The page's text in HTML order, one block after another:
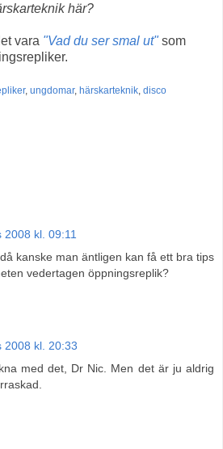
här?
vara "Vad du ser smal ut" som
, ungdomar, härskarteknik, disco
2008 kl. 09:11
kanske man äntligen kan få ett bra tips
vedertagen öppningsreplik?
2008 kl. 20:33
med det, Dr Nic. Men det är ju aldrig